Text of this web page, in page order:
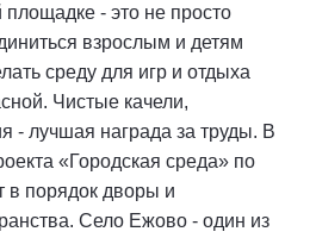
площадке - это не просто
взрослым и детям
среду для игр и отдыха
Чистые качели,
- лучшая награда за труды. В
«Городская среда» по
в порядок дворы и
Село Ежово - один из